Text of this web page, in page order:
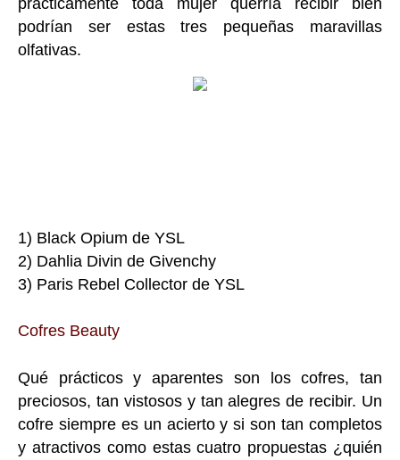
podrían ser estas tres pequeñas maravillas
olfativas.
1) Black Opium de YSL
2) Dahlia Divin de Givenchy
3) Paris Rebel Collector de YSL
Cofres Beauty
Qué prácticos y aparentes son los cofres, tan
preciosos, tan vistosos y tan alegres de recibir. Un
cofre siempre es un acierto y si son tan completos
y atractivos como estas cuatro propuestas ¿quién